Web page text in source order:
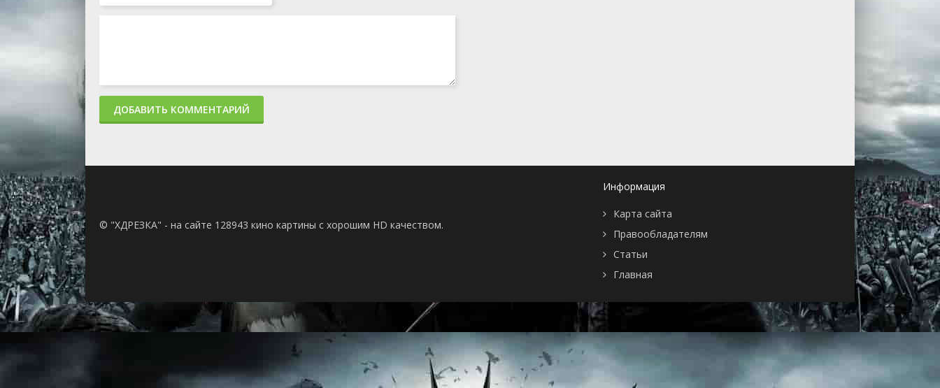
ДОБАВИТЬ КОММЕНТАРИЙ
© "ХДРЕЗКА" - на сайте 128943 кино картины с хорошим HD качеством.
Информация
Карта сайта
Правообладателям
Статьи
Главная